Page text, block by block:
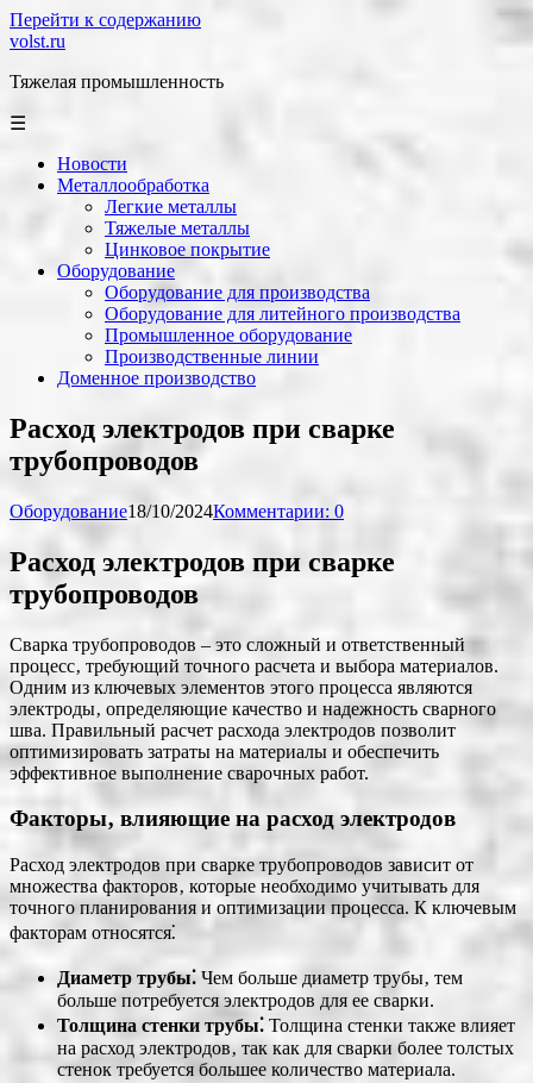
Перейти к содержанию
volst.ru
Тяжелая промышленность
☰
Новости
Металлообработка
Легкие металлы
Тяжелые металлы
Цинковое покрытие
Оборудование
Оборудование для производства
Оборудование для литейного производства
Промышленное оборудование
Производственные линии
Доменное производство
Расход электродов при сварке
трубопроводов
Оборудование18/10/2024Комментарии: 0
Расход электродов при сварке
трубопроводов
Сварка трубопроводов – это сложный и ответственный
процесс‚ требующий точного расчета и выбора материалов.
Одним из ключевых элементов этого процесса являются
электроды‚ определяющие качество и надежность сварного
шва. Правильный расчет расхода электродов позволит
оптимизировать затраты на материалы и обеспечить
эффективное выполнение сварочных работ.
Факторы‚ влияющие на расход электродов
Расход электродов при сварке трубопроводов зависит от
множества факторов‚ которые необходимо учитывать для
точного планирования и оптимизации процесса. К ключевым
факторам относятся⁚
Диаметр трубы⁚ Чем больше диаметр трубы‚ тем
больше потребуется электродов для ее сварки.
Толщина стенки трубы⁚ Толщина стенки также влияет
на расход электродов‚ так как для сварки более толстых
стенок требуется большее количество материала.